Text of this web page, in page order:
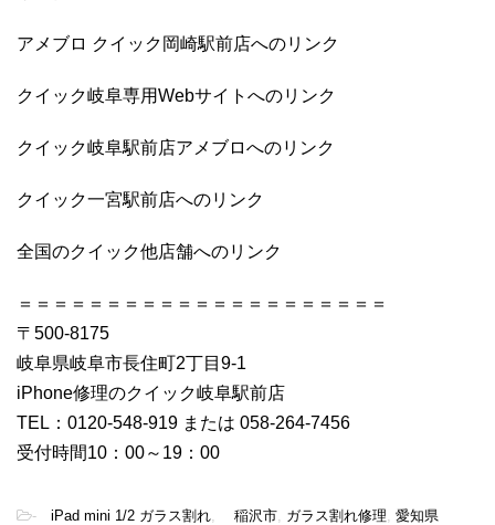
アメブロ クイック岡崎駅前店へのリンク
クイック岐阜専用Webサイトへのリンク
クイック岐阜駅前店アメブロへのリンク
クイック一宮駅前店へのリンク
全国のクイック他店舗へのリンク
＝＝＝＝＝＝＝＝＝＝＝＝＝＝＝＝＝＝＝＝＝
〒500-8175
岐阜県岐阜市長住町2丁目9-1
iPhone修理のクイック岐阜駅前店
TEL：0120-548-919 または 058-264-7456
受付時間10：00～19：00
- iPad mini 1/2 ガラス割れ 稲沢市 ガラス割れ修理 愛知県